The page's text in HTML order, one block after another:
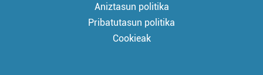
Aniztasun politika
Pribatutasun politika
Cookieak